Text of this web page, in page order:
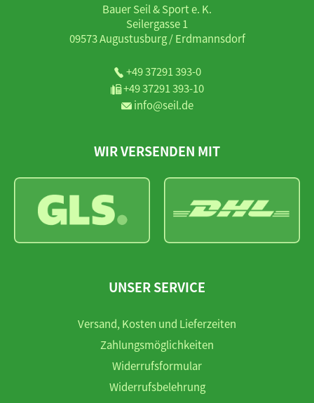
Bauer Seil & Sport e. K.
Seilergasse 1
09573 Augustusburg / Erdmannsdorf
+49 37291 393-0
+49 37291 393-10
info@seil.de
WIR VERSENDEN MIT
UNSER SERVICE
Versand, Kosten und Lieferzeiten
Zahlungsmöglichkeiten
Widerrufsformular
Widerrufsbelehrung